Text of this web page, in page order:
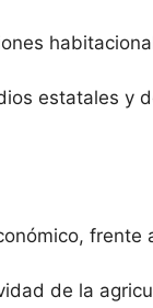
estatales y
frente
de la